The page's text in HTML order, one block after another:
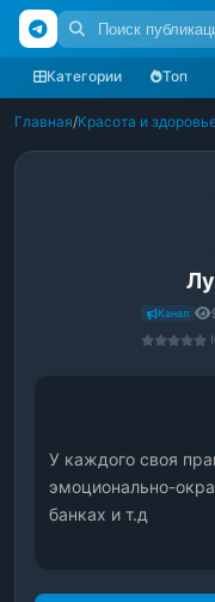
Категории Топ
Главная/Красота и
Канал
У каждого своя
эмоционально-
банках и т.д